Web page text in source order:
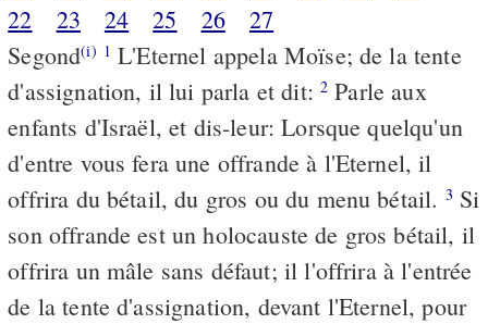
22
23 24 25 26
27
Segond(i) 1 L'Eternel appela Moïse; de la tente
d'assignation, il lui parla et dit: 2 Parle aux
enfants d'Israël, et dis-leur: Lorsque quelqu'un
d'entre vous fera une offrande à l'Eternel, il
offrira du bétail, du gros ou du menu bétail. 3 Si
son offrande est un holocauste de gros bétail, il
offrira un mâle sans défaut; il l'offrira à l'entrée
de la tente d'assignation, devant l'Eternel, pour